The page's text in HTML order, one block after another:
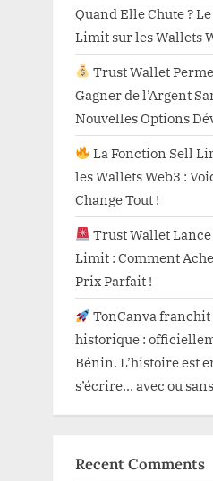
Quand Elle Chute ?
Limit sur les Wallets
Trust Wallet
Gagner de l’Argent
Nouvelles Options
La Fonction Sell
les Wallets Web3 :
Change Tout !
Trust Wallet
Limit : Comment
Prix Parfait !
TonCanva franchit
historique :
Bénin. L’histoire est
s’écrire… avec ou
Recent Comments